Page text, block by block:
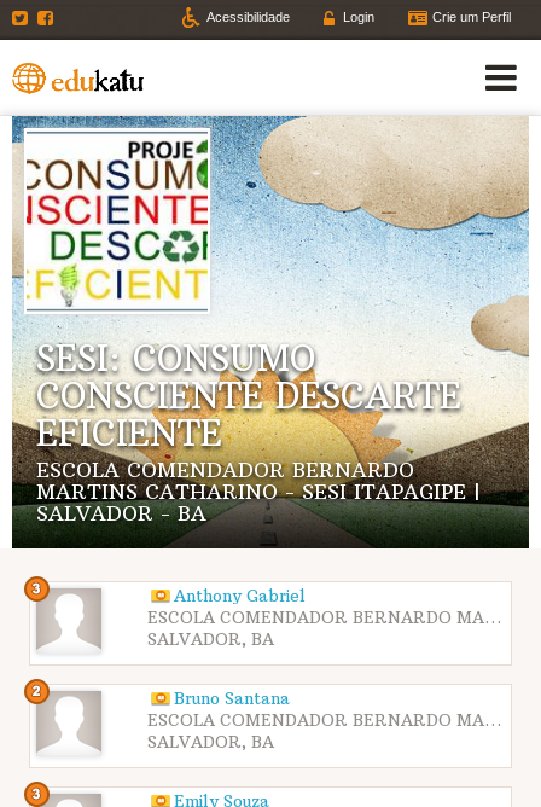
Twitter Acessibilidade Login Crie um Perfil
SESI: CONSUMO
CONSCIENTE DESCARTE
EFICIENTE
ESCOLA COMENDADOR BERNARDO
MARTINS CATHARINO - SESI ITAPAGIPE |
SALVADOR - BA
Anthony Gabriel
ESCOLA COMENDADOR BERNARDO MARTINS CATHARINO - SESI ITAPAGIPE
SALVADOR, BA
Bruno Santana
ESCOLA COMENDADOR BERNARDO MARTINS CATHARINO - SESI ITAPAGIPE
SALVADOR, BA
Emily Souza